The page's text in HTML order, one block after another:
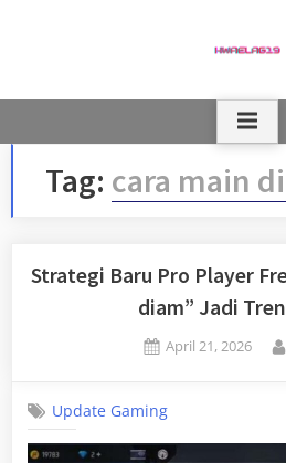
Tag: cara main
Strategi Baru Pro Player
diam” Jadi
Posted
April 21, 2026
Update Gaming